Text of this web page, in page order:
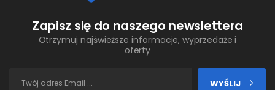
Zapisz się do naszego newslettera
Otrzymuj najświeższe informacje, wyprzedaże i
oferty
WYŚLIJ